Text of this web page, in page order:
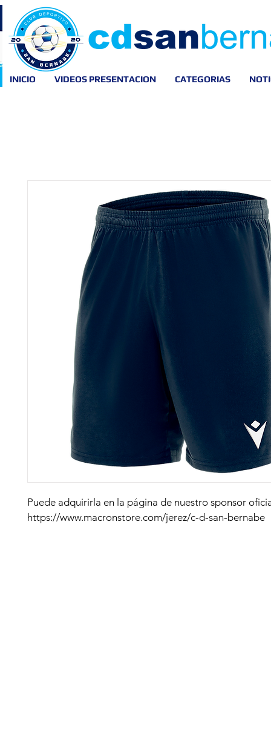
INICIO VIDEOS PRESENTACION CATEGORIAS
Puede adquirirla en la página de nuestro sponsor
https://www.macronstore.com/jerez/c-d-san-bernabe